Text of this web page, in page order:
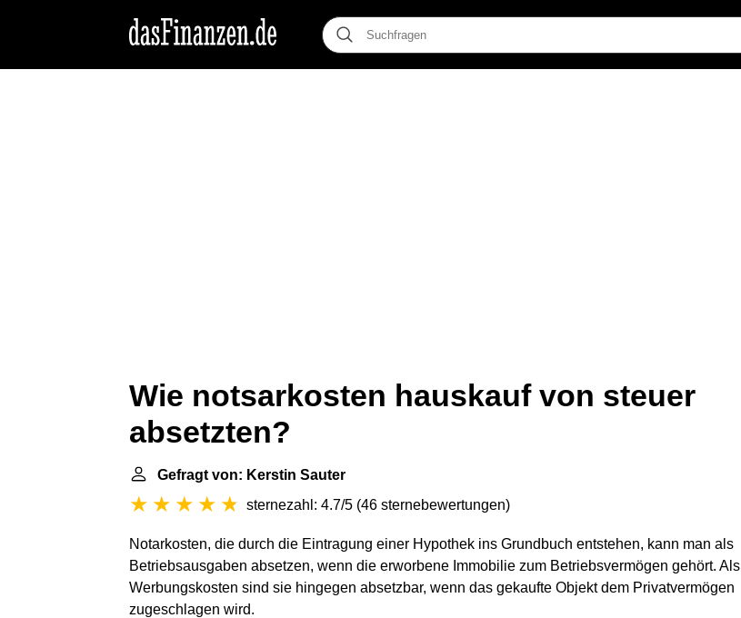
Wie notsarkosten hauskauf von steuer
absetzten?
Gefragt von: Kerstin Sauter
sternezahl: 4.7/5 (46 sternebewertungen)
Notarkosten, die durch die Eintragung einer Hypothek ins Grundbuch entstehen, kann man als
Betriebsausgaben absetzen, wenn die erworbene Immobilie zum Betriebsvermögen gehört. Als
Werbungskosten sind sie hingegen absetzbar, wenn das gekaufte Objekt dem Privatvermögen
zugeschlagen wird.